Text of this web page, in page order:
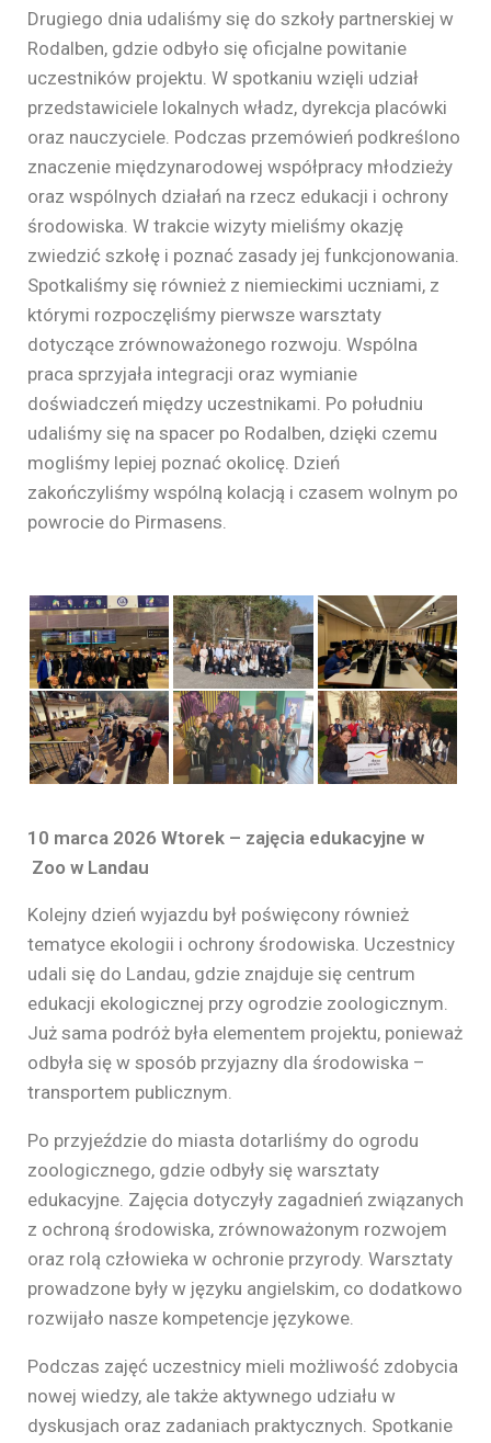
Drugiego dnia udaliśmy się do szkoły partnerskiej w
Rodalben, gdzie odbyło się oficjalne powitanie
uczestników projektu. W spotkaniu wzięli udział
przedstawiciele lokalnych władz, dyrekcja placówki
oraz nauczyciele. Podczas przemówień podkreślono
znaczenie międzynarodowej współpracy młodzieży
oraz wspólnych działań na rzecz edukacji i ochrony
środowiska. W trakcie wizyty mieliśmy okazję
zwiedzić szkołę i poznać zasady jej funkcjonowania.
Spotkaliśmy się również z niemieckimi uczniami, z
którymi rozpoczęliśmy pierwsze warsztaty
dotyczące zrównoważonego rozwoju. Wspólna
praca sprzyjała integracji oraz wymianie
doświadczeń między uczestnikami. Po południu
udaliśmy się na spacer po Rodalben, dzięki czemu
mogliśmy lepiej poznać okolicę. Dzień
zakończyliśmy wspólną kolacją i czasem wolnym po
powrocie do Pirmasens.
10 marca 2026 Wtorek – zajęcia edukacyjne w
Zoo w Landau
Kolejny dzień wyjazdu był poświęcony również
tematyce ekologii i ochrony środowiska. Uczestnicy
udali się do Landau, gdzie znajduje się centrum
edukacji ekologicznej przy ogrodzie zoologicznym.
Już sama podróż była elementem projektu, ponieważ
odbyła się w sposób przyjazny dla środowiska –
transportem publicznym.
Po przyjeździe do miasta dotarliśmy do ogrodu
zoologicznego, gdzie odbyły się warsztaty
edukacyjne. Zajęcia dotyczyły zagadnień związanych
z ochroną środowiska, zrównoważonym rozwojem
oraz rolą człowieka w ochronie przyrody. Warsztaty
prowadzone były w języku angielskim, co dodatkowo
rozwijało nasze kompetencje językowe.
Podczas zajęć uczestnicy mieli możliwość zdobycia
nowej wiedzy, ale także aktywnego udziału w
dyskusjach oraz zadaniach praktycznych. Spotkanie